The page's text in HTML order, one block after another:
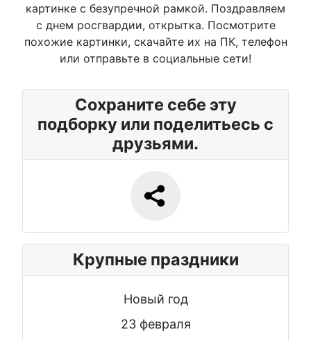
картинке с безупречной рамкой. Поздравляем
с днем росгвардии, открытка. Посмотрите
похожие картинки, скачайте их на ПК, телефон
или отправьте в социальные сети!
Сохраните себе эту
подборку или поделитьесь с
друзьями.
Крупные праздники
Новый год
23 февраля